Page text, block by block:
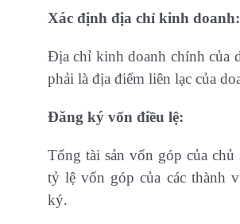
Xác định địa chỉ kinh doanh:
Địa chỉ kinh doanh chính của
phải là địa điểm liên lạc của
Đăng ký vốn điều lệ:
Tổng tài sản vốn góp của chủ
tỷ lệ vốn góp của các thành
ký.